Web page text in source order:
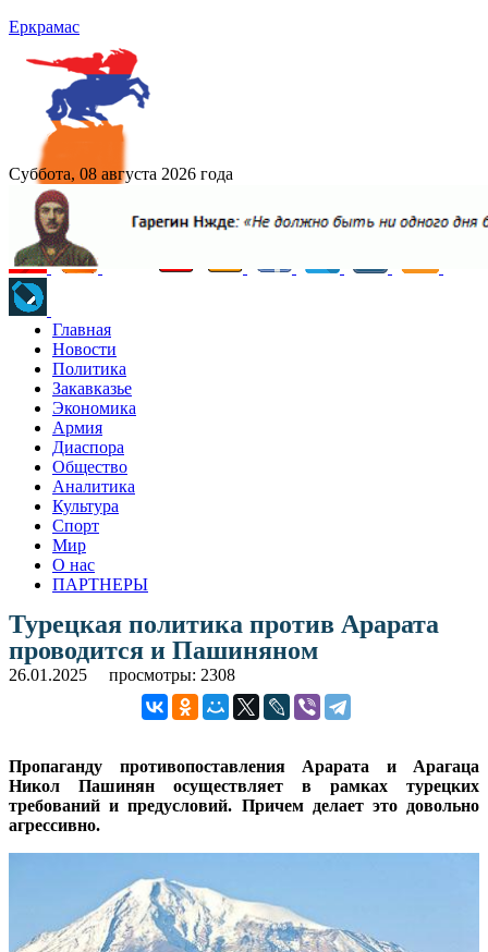
Еркрамас
Суббота, 08 августа 2026 года
Главная
Новости
Политика
Закавказье
Экономика
Армия
Диаспора
Общество
Аналитика
Культура
Спорт
Мир
О нас
ПАРТНЕРЫ
Турецкая политика против Арарата
проводится и Пашиняном
26.01.2025 просмотры: 2308
Пропаганду противопоставления Арарата и Арагаца
Никол Пашинян осуществляет в рамках турецких
требований и предусловий. Причем делает это довольно
агрессивно.